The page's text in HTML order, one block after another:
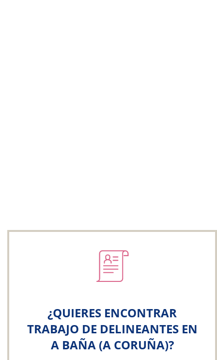
¿QUIERES ENCONTRAR
TRABAJO DE DELINEANTES EN
A BAÑA (A CORUÑA)?